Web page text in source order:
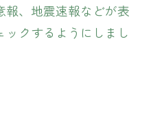
報、地震速報などが表
クするようにしまし